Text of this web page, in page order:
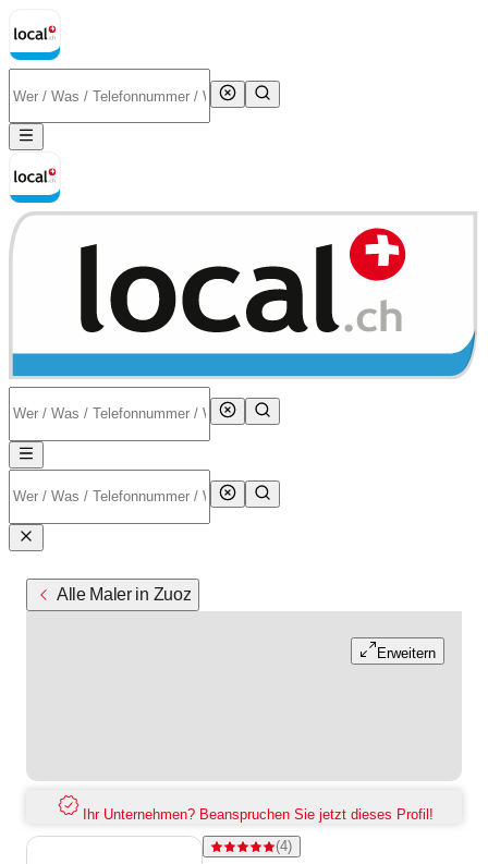
Alle Maler in Zuoz
Erweitern
Ihr Unternehmen? Beanspruchen Sie jetzt dieses Profil!
Bewertung 5 von 5 Sternen bei 4
(4)